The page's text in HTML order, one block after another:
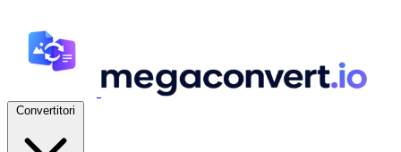
Convertitori